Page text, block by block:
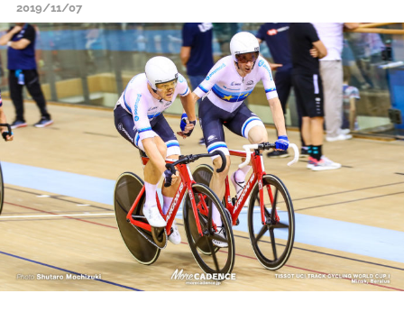
2019/11/07